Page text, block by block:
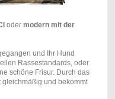
oder modern mit der
und Ihr Hund
Rassestandards, oder
schöne Frisur. Durch das
und bekommt